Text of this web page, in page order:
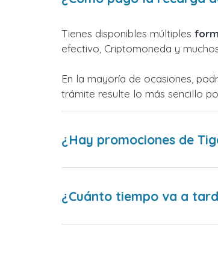
Tienes disponibles múltiples
efectivo, Criptomoneda y
En la mayoría de ocasiones,
trámite resulte lo más sencillo
¿Hay promociones de
¿Cuánto tiempo va a